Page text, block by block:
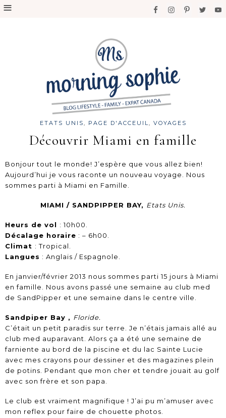
ETATS UNIS, PAGE D'ACCEUIL, VOYAGES
Découvrir Miami en famille
Bonjour tout le monde! J’espère que vous allez bien!
Aujourd’hui je vous raconte un nouveau voyage. Nous
sommes parti à Miami en Famille.
MIAMI / SANDPIPPER BAY, Etats Unis.
Heurs de vol : 10h00.
Décalage horaire : – 6h00.
Climat : Tropical.
Langues : Anglais / Espagnole.
En janvier/février 2013 nous sommes parti 15 jours à Miami
en famille. Nous avons passé une semaine au club med
de SandPipper et une semaine dans le centre ville.
Sandpiper Bay , Floride.
C’était un petit paradis sur terre. Je n’étais jamais allé au
club med auparavant. Alors ça a été une semaine de
farniente au bord de la piscine et du lac Sainte Lucie
avec mes crayons pour dessiner et des magazines plein
de potins. Pendant que mon cher et tendre jouait au golf
avec son frère et son papa.
Le club est vraiment magnifique ! J’ai pu m’amuser avec
mon reflex pour faire de chouette photos.